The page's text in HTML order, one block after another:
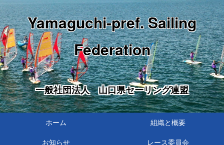
Yamaguchi-pref. Sailing
Federation
一般社団法人 山口県セーリング連盟
ホーム 組織と概要
お知らせ レース委員会